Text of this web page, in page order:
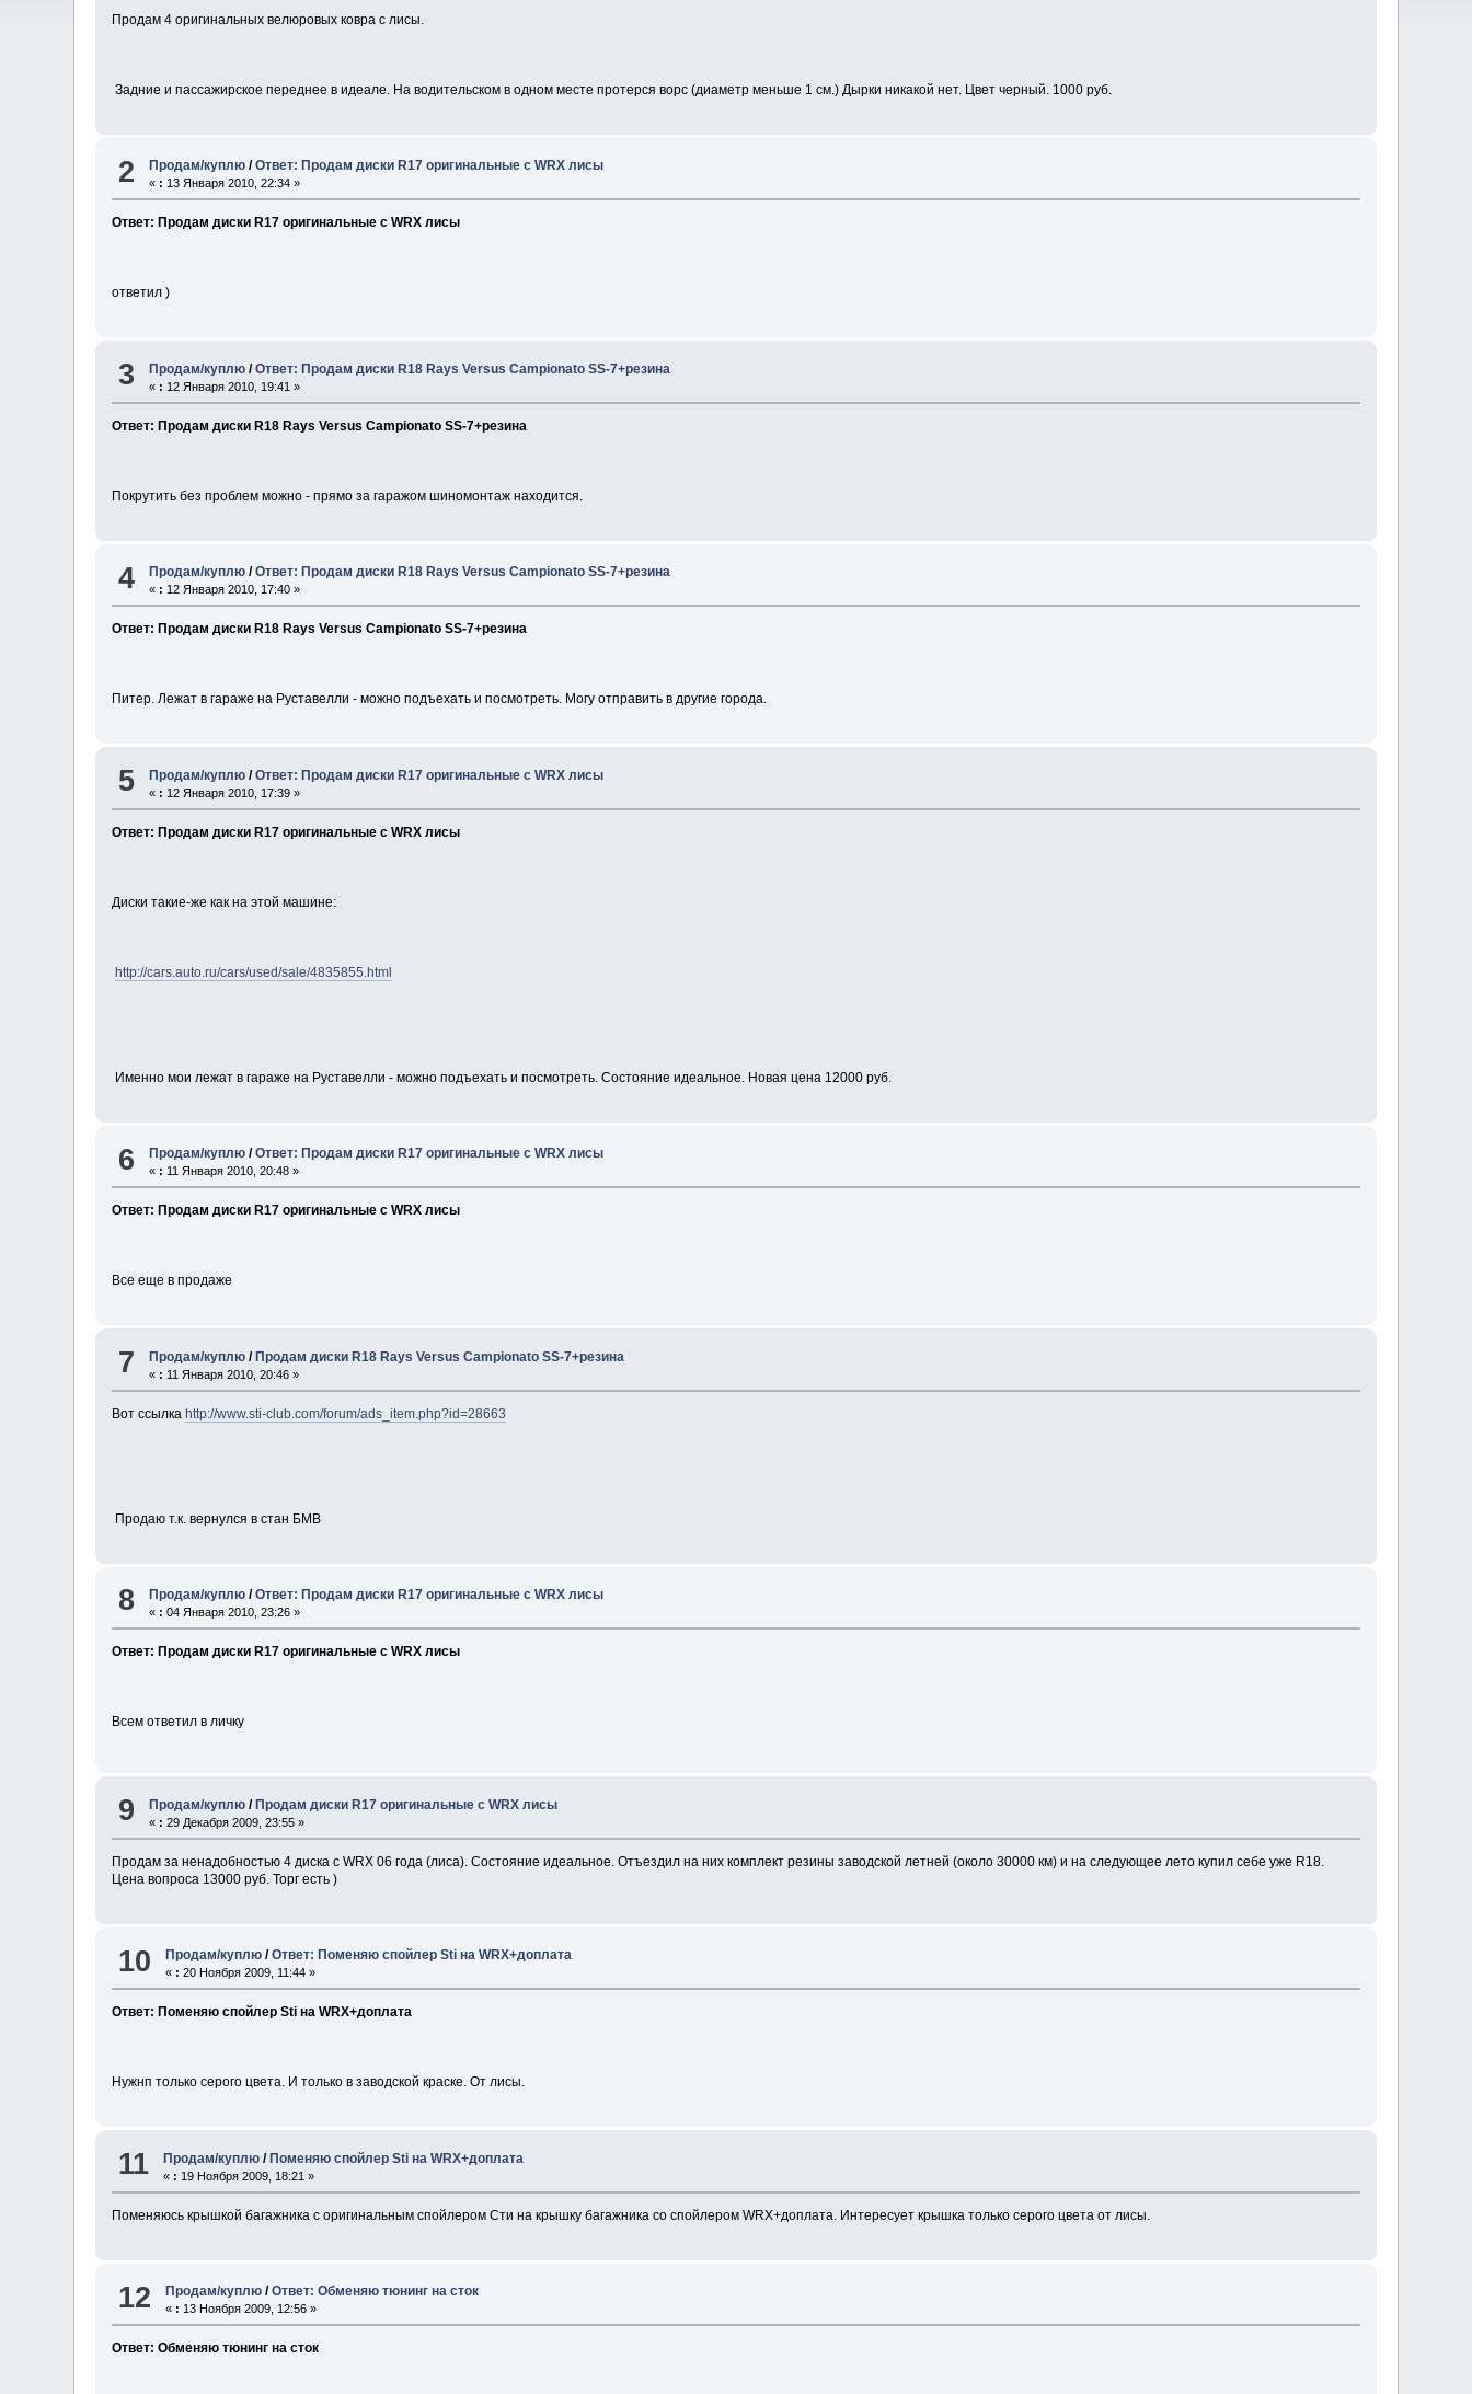
Продам 4 оригинальных велюровых ковра с лисы.
Задние и пассажирское переднее в идеале. На водительском в одном месте протерся ворс (диаметр меньше 1 см.) Дырки никакой нет. Цвет черный. 1000 руб.
2 Продам/куплю /Ответ: Продам диски R17 оригинальные с WRX лисы
« : 13 Января 2010, 22:34 »
Ответ: Продам диски R17 оригинальные с WRX лисы
ответил )
3 Продам/куплю /Ответ: Продам диски R18 Rays Versus Campionato SS-7+резина
« : 12 Января 2010, 19:41 »
Ответ: Продам диски R18 Rays Versus Campionato SS-7+резина
Покрутить без проблем можно - прямо за гаражом шиномонтаж находится.
4 Продам/куплю /Ответ: Продам диски R18 Rays Versus Campionato SS-7+резина
« : 12 Января 2010, 17:40 »
Ответ: Продам диски R18 Rays Versus Campionato SS-7+резина
Питер. Лежат в гараже на Руставелли - можно подъехать и посмотреть. Могу отправить в другие города.
5 Продам/куплю /Ответ: Продам диски R17 оригинальные с WRX лисы
« : 12 Января 2010, 17:39 »
Ответ: Продам диски R17 оригинальные с WRX лисы
Диски такие-же как на этой машине:
http://cars.auto.ru/cars/used/sale/4835855.html
Именно мои лежат в гараже на Руставелли - можно подъехать и посмотреть. Состояние идеальное. Новая цена 12000 руб.
6 Продам/куплю /Ответ: Продам диски R17 оригинальные с WRX лисы
« : 11 Января 2010, 20:48 »
Ответ: Продам диски R17 оригинальные с WRX лисы
Все еще в продаже
7 Продам/куплю /Продам диски R18 Rays Versus Campionato SS-7+резина
« : 11 Января 2010, 20:46 »
Вот ссылкаhttp://www.sti-club.com/forum/ads_item.php?id=28663
Продаю т.к. вернулся в стан БМВ
8 Продам/куплю /Ответ: Продам диски R17 оригинальные с WRX лисы
« : 04 Января 2010, 23:26 »
Ответ: Продам диски R17 оригинальные с WRX лисы
Всем ответил в личку
9 Продам/куплю /Продам диски R17 оригинальные с WRX лисы
« : 29 Декабря 2009, 23:55 »
Продам за ненадобностью 4 диска с WRX 06 года (лиса). Состояние идеальное. Отъездил на них комплект резины заводской летней (около 30000 км) и на следующее лето купил себе уже R18.
Цена вопроса 13000 руб. Торг есть )
10 Продам/куплю /Ответ: Поменяю спойлер Sti на WRX+доплата
« : 20 Ноября 2009, 11:44 »
Ответ: Поменяю спойлер Sti на WRX+доплата
Нужнп только серого цвета. И только в заводской краске. От лисы.
11 Продам/куплю /Поменяю спойлер Sti на WRX+доплата
« : 19 Ноября 2009, 18:21 »
Поменяюсь крышкой багажника с оригинальным спойлером Сти на крышку багажника со спойлером WRX+доплата. Интересует крышка только серого цвета от лисы.
12 Продам/куплю /Ответ: Обменяю тюнинг на сток
« : 13 Ноября 2009, 12:56 »
Ответ: Обменяю тюнинг на сток